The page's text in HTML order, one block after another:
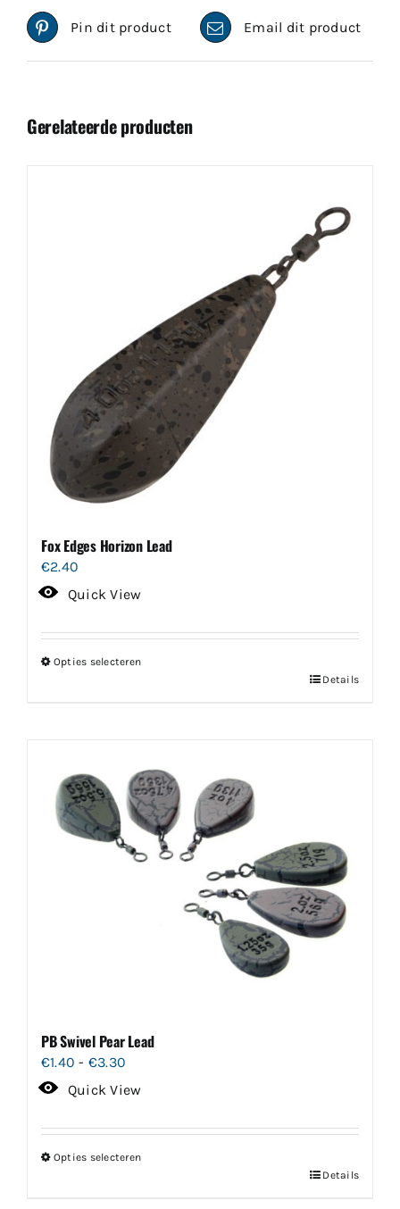
Pin dit product Email dit product
Gerelateerde producten
Fox Edges Horizon Lead
€2.40
Quick View
Opties selecteren
variaties.
Deze
optie
Details
PB Swivel Pear Lead
€1.40 - €3.30
€1.40
€3.30
Quick View
Opties selecteren
Details